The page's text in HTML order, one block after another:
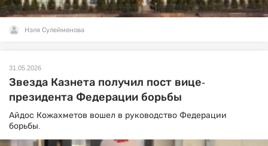
Нэля Сулейменова
31.05.2026
Звезда Казнета получил пост вице-
президента Федерации борьбы
Айдос Кожахметов вошел в руководство Федерации
борьбы.